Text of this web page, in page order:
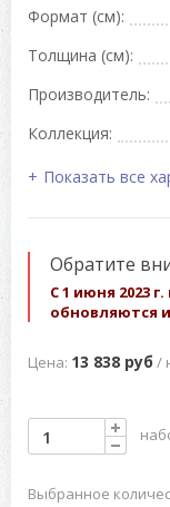
Формат (см):
Толщина (см):
Производитель:
Коллекция:
Показать все
Обратите
С 1 июня 2023
обновляются
Цена: 13 838 руб /
Выбранное